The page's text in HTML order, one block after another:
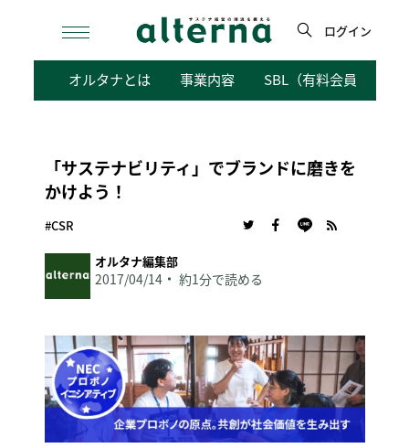
検
ログイン
オルタナとは 事業内容 SBL（有料会員向けサ
「サステナビリティ」でブランドに磨きを
かけよう！
#CSR
オルタナ編集部
2017/04/14 約1分で読める